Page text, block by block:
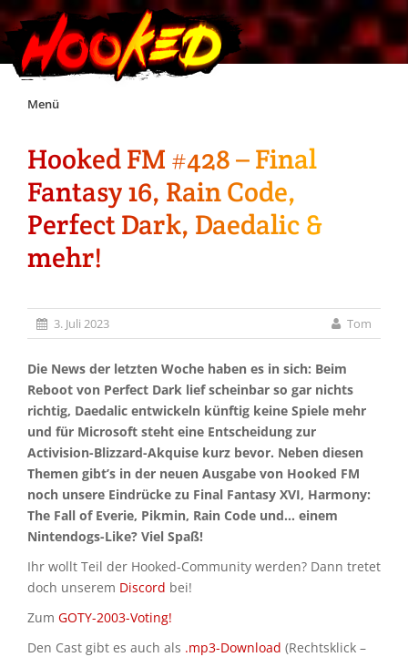
Skip
Menü
Unterstützt Hooked!
Exklusiv für Supporter*innen
Impressum
Jobs
Discord
Hooked FM #428 – Final
Fantasy 16, Rain Code,
Perfect Dark, Daedalic &
mehr!
3. Juli 2023 Tom
Die News der letzten Woche haben es in sich: Beim
Reboot von Perfect Dark lief scheinbar so gar nichts
richtig, Daedalic entwickeln künftig keine Spiele mehr
und für Microsoft steht eine Entscheidung zur
Activision-Blizzard-Akquise kurz bevor. Neben diesen
Themen gibt’s in der neuen Ausgabe von Hooked FM
noch unsere Eindrücke zu Final Fantasy XVI, Harmony:
The Fall of Everie, Pikmin, Rain Code und… einem
Nintendogs-Like? Viel Spaß!
Ihr wollt Teil der Hooked-Community werden? Dann tretet
doch unserem Discord bei!
Zum GOTY-2003-Voting!
Den Cast gibt es auch als .mp3-Download (Rechtsklick –